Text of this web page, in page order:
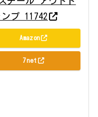
プ 11742
Amazon
7net